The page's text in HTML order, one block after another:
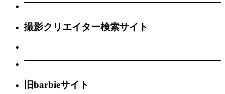
撮影クリエイター検索サイト
旧barbieサイト